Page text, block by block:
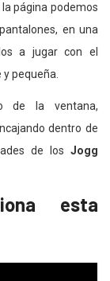
página podemos
en una
a jugar con el
pequeña.
de la ventana,
dentro de
de los Jogg
esta